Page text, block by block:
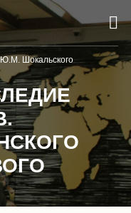
Шокальского